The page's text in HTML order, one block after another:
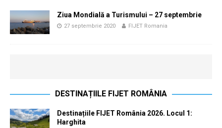
Ziua Mondială a Turismului – 27 septembrie
27 septembrie 2020 FIJET Romania
DESTINAȚIILE FIJET ROMÂNIA
Destinațiile FIJET România 2026. Locul 1:
Harghita